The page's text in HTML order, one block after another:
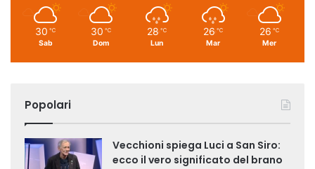
30 ℃
Sab
30 ℃
Dom
28 ℃
Lun
26 ℃
Mar
26 ℃
Mer
Popolari
Vecchioni spiega Luci a San Siro:
ecco il vero significato del brano